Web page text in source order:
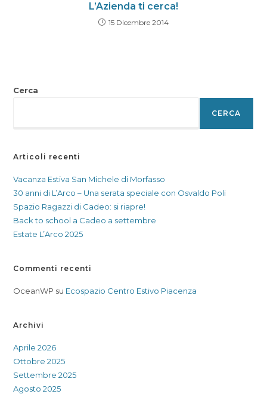
L’Azienda ti cerca!
15 Dicembre 2014
Cerca
CERCA
Articoli recenti
Vacanza Estiva San Michele di Morfasso
30 anni di L’Arco – Una serata speciale con Osvaldo Poli
Spazio Ragazzi di Cadeo: si riapre!
Back to school a Cadeo a settembre
Estate L’Arco 2025
Commenti recenti
OceanWP su Ecospazio Centro Estivo Piacenza
Archivi
Aprile 2026
Ottobre 2025
Settembre 2025
Agosto 2025